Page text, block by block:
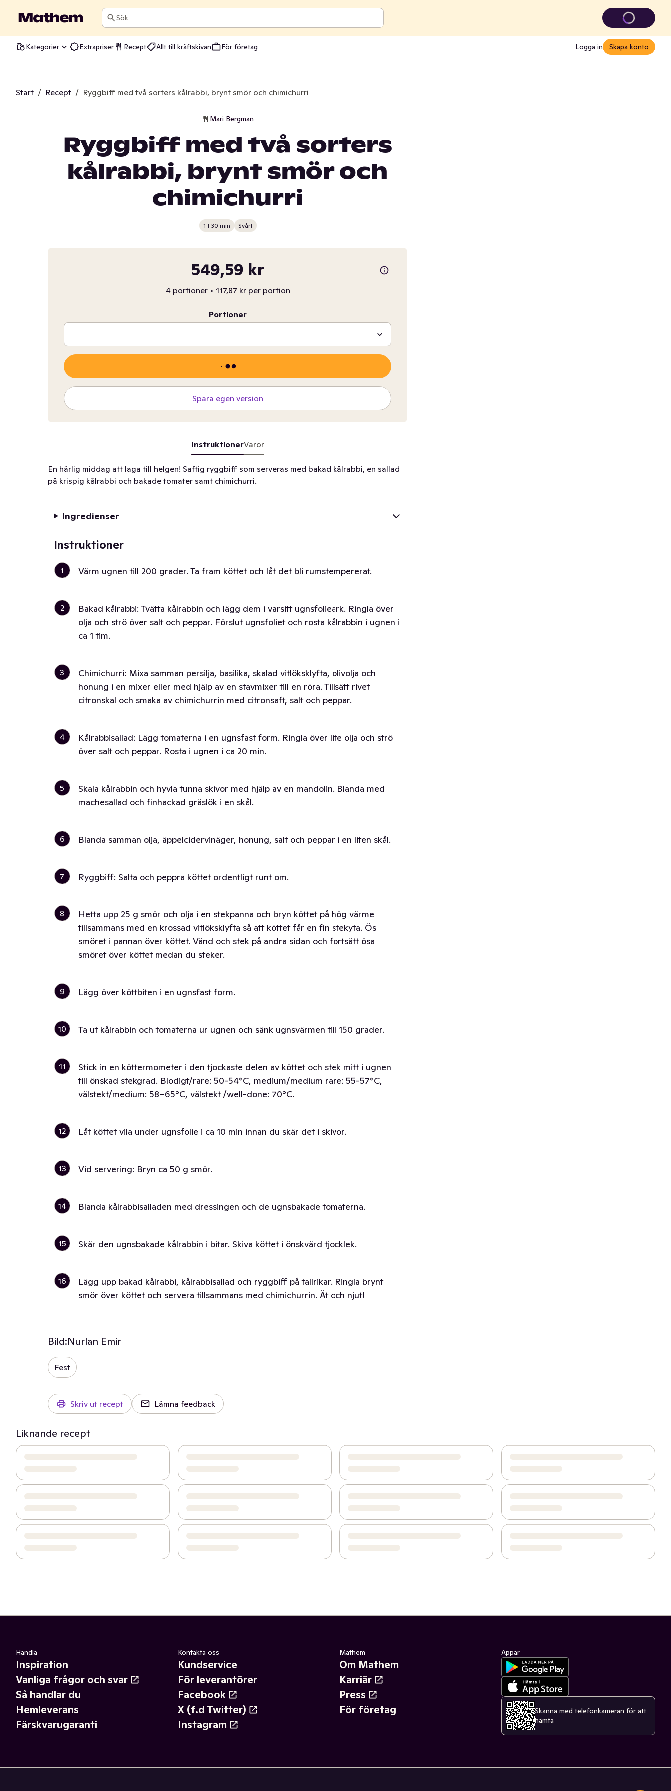
Sök
Kategorier Extrapriser Recept Allt till kräftskivan För företag Logga in Skapa konto
Start / Recept / Ryggbiff med två sorters kålrabbi, brynt smör och chimichurri
Mari Bergman
Ryggbiff med två sorters
kålrabbi, brynt smör och
chimichurri
1 t 30 min Svårt
549,59 kr
4 portioner • 117,87 kr per portion
Portioner
Spara egen version
InstruktionerVaror
En härlig middag att laga till helgen! Saftig ryggbiff som serveras med bakad kålrabbi, en sallad
på krispig kålrabbi och bakade tomater samt chimichurri.
Ingredienser
Instruktioner
1 Värm ugnen till 200 grader. Ta fram köttet och låt det bli rumstempererat.
2
Bakad kålrabbi: Tvätta kålrabbin och lägg dem i varsitt ugnsfolieark. Ringla över
olja och strö över salt och peppar. Förslut ugnsfoliet och rosta kålrabbin i ugnen i
ca 1 tim.
3
Chimichurri: Mixa samman persilja, basilika, skalad vitlöksklyfta, olivolja och
honung i en mixer eller med hjälp av en stavmixer till en röra. Tillsätt rivet
citronskal och smaka av chimichurrin med citronsaft, salt och peppar.
4
Kålrabbisallad: Lägg tomaterna i en ugnsfast form. Ringla över lite olja och strö
över salt och peppar. Rosta i ugnen i ca 20 min.
5
Skala kålrabbin och hyvla tunna skivor med hjälp av en mandolin. Blanda med
machesallad och finhackad gräslök i en skål.
6 Blanda samman olja, äppelcidervinäger, honung, salt och peppar i en liten skål.
7 Ryggbiff: Salta och peppra köttet ordentligt runt om.
8
Hetta upp 25 g smör och olja i en stekpanna och bryn köttet på hög värme
tillsammans med en krossad vitlöksklyfta så att köttet får en fin stekyta. Ös
smöret i pannan över köttet. Vänd och stek på andra sidan och fortsätt ösa
smöret över köttet medan du steker.
9 Lägg över köttbiten i en ugnsfast form.
10 Ta ut kålrabbin och tomaterna ur ugnen och sänk ugnsvärmen till 150 grader.
11
Stick in en köttermometer i den tjockaste delen av köttet och stek mitt i ugnen
till önskad stekgrad. Blodigt/rare: 50-54°C, medium/medium rare: 55-57°C,
välstekt/medium: 58–65°C, välstekt /well-done: 70°C.
12 Låt köttet vila under ugnsfolie i ca 10 min innan du skär det i skivor.
13 Vid servering: Bryn ca 50 g smör.
14 Blanda kålrabbisalladen med dressingen och de ugnsbakade tomaterna.
15 Skär den ugnsbakade kålrabbin i bitar. Skiva köttet i önskvärd tjocklek.
16
Lägg upp bakad kålrabbi, kålrabbisallad och ryggbiff på tallrikar. Ringla brynt
smör över köttet och servera tillsammans med chimichurrin. Ät och njut!
Bild:Nurlan Emir
Fest
Skriv ut recept Lämna feedback
Liknande recept
Handla
Inspiration
Vanliga frågor och svar
Så handlar du
Hemleverans
Färskvarugaranti
Kontakta oss
Kundservice
För leverantörer
Facebook
X (f.d Twitter)
Instagram
Mathem
Om Mathem
Karriär
Press
För företag
Appar
Skanna med telefonkameran för att
hämta